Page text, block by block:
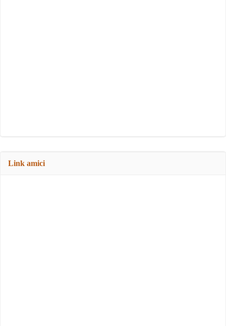
Link amici